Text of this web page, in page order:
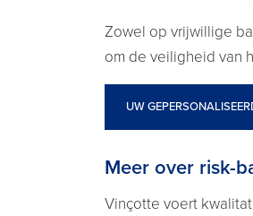
Zowel op vrijwillige
om de veiligheid van
UW
Meer over risk-
Vinçotte voert